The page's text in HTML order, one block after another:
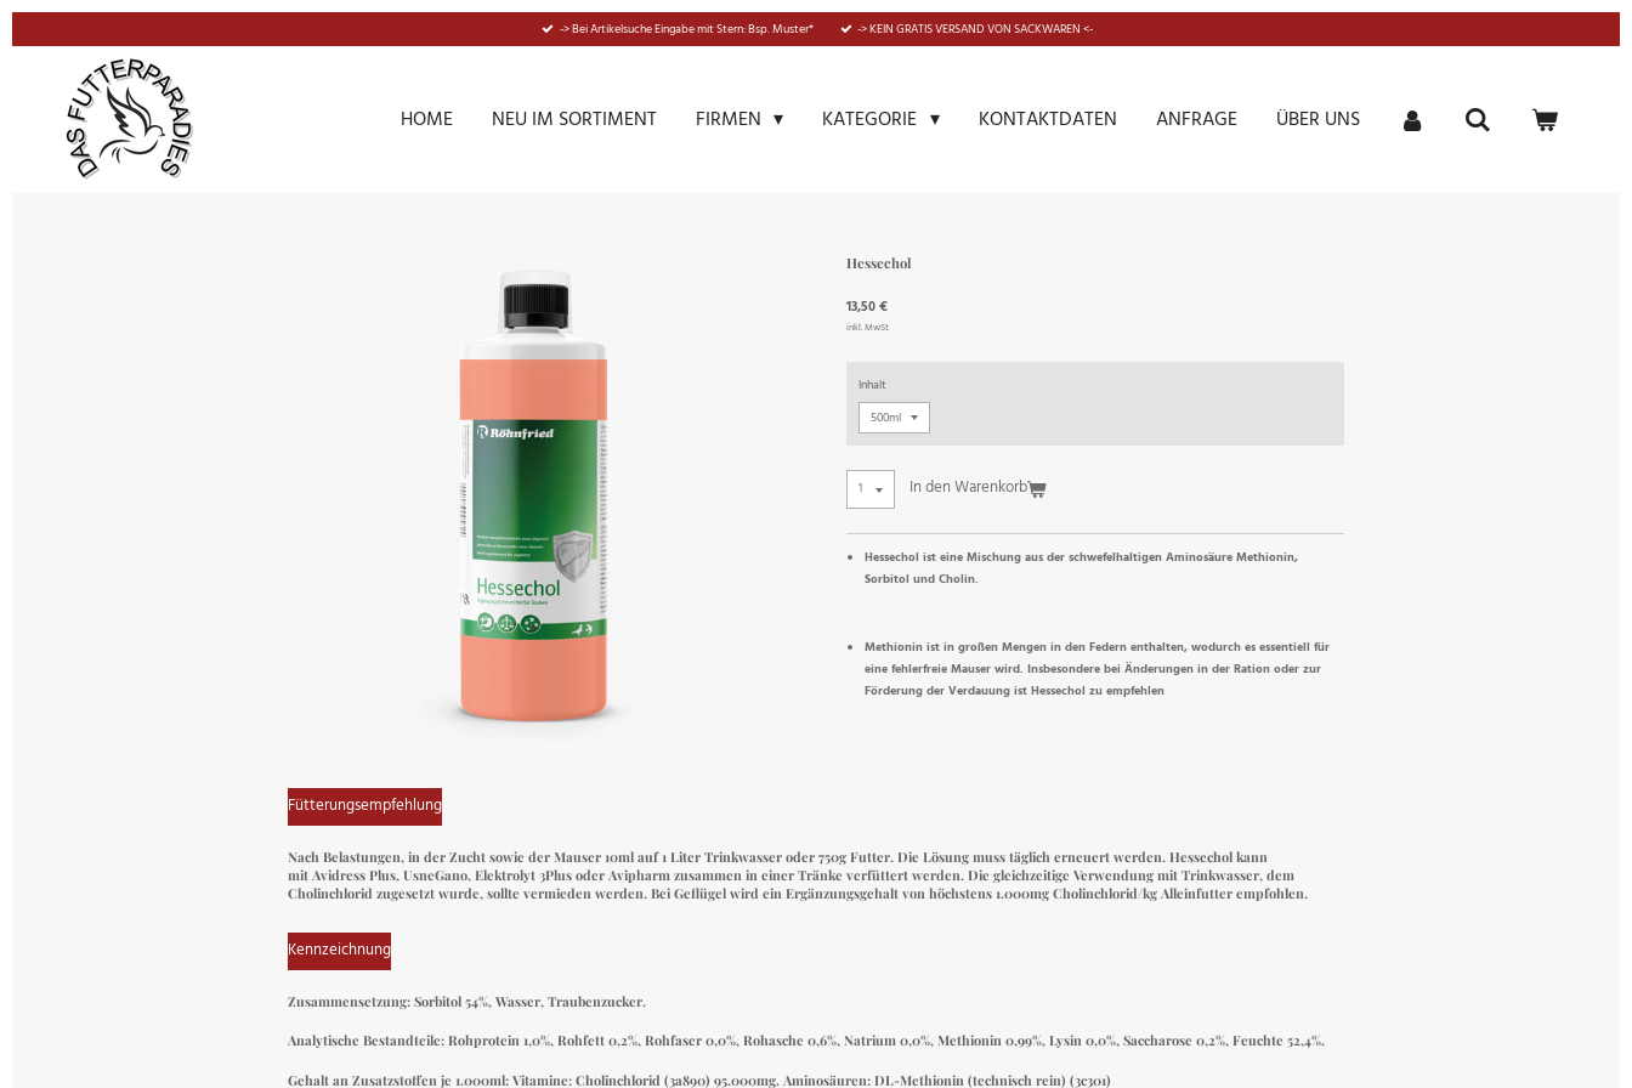
-> Bei Artikelsuche Eingabe mit Stern: Bsp. Muster* -> KEIN GRATIS VERSAND VON SACKWAREN <-
HOME NEU IM SORTIMENT FIRMEN KATEGORIE KONTAKTDATEN ANFRAGE ÜBER UNS
Hessechol
13,50 €
inkl. MwSt
Inhalt
In den Warenkorb
Hessechol ist eine Mischung aus der schwefelhaltigen Aminosäure Methionin,
Sorbitol und Cholin.
Methionin ist in großen Mengen in den Federn enthalten, wodurch es essentiell für
eine fehlerfreie Mauser wird. Insbesondere bei Änderungen in der Ration oder zur
Förderung der Verdauung ist Hessechol zu empfehlen
Fütterungsempfehlung
Nach Belastungen, in der Zucht sowie der Mauser 10ml auf 1 Liter Trinkwasser oder 750g Futter. Die Lösung muss täglich erneuert werden. Hessechol kann
mit Avidress Plus, UsneGano, Elektrolyt 3Plus oder Avipharm zusammen in einer Tränke verfüttert werden. Die gleichzeitige Verwendung mit Trinkwasser, dem
Cholinchlorid zugesetzt wurde, sollte vermieden werden. Bei Geflügel wird ein Ergänzungsgehalt von höchstens 1.000mg Cholinchlorid/kg Alleinfutter empfohlen.
Kennzeichnung
Zusammensetzung: Sorbitol 54%, Wasser, Traubenzucker.
Analytische Bestandteile: Rohprotein 1,0%, Rohfett 0,2%, Rohfaser 0,0%, Rohasche 0,6%, Natrium 0,0%, Methionin 0,99%, Lysin 0,0%, Saccharose 0,2%, Feuchte 52,4%.
Gehalt an Zusatzstoffen je 1.000ml: Vitamine: Cholinchlorid (3a890) 95.000mg. Aminosäuren: DL-Methionin (technisch rein) (3c301)